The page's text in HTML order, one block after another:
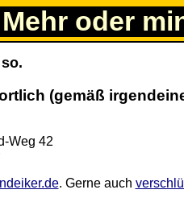
oder
(gemäß
Weg 42
. Gerne auch